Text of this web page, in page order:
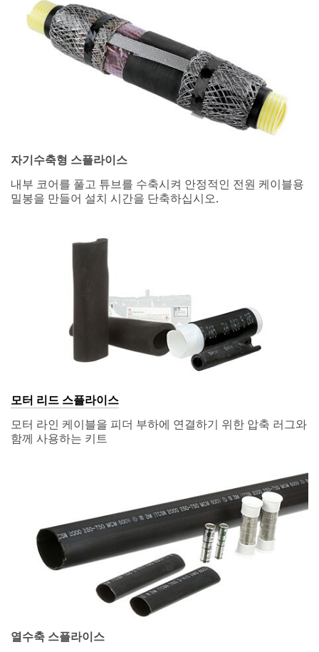
자기수축형 스플라이스
내부 코어를 풀고 튜브를 수축시켜 안정적인 전원 케이블용
밀봉을 만들어 설치 시간을 단축하십시오.
모터 리드 스플라이스
모터 라인 케이블을 피더 부하에 연결하기 위한 압축 러그와
함께 사용하는 키트
열수축 스플라이스